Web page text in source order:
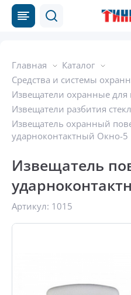
Главная
Каталог
Средства и системы
Извещатели охранные
Извещатели разбития
Извещатель охранный
ударноконтактный Окно-5
Извещатель
Артикул: 1015